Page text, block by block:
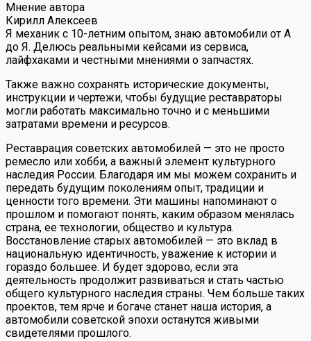
Мнение автора
Кирилл Алексеев
Я механик с 10-летним опытом, знаю автомобили от А
до Я. Делюсь реальными кейсами из сервиса,
лайфхаками и честными мнениями о запчастях.
Также важно сохранять исторические документы,
инструкции и чертежи, чтобы будущие реставраторы
могли работать максимально точно и с меньшими
затратами времени и ресурсов.
Реставрация советских автомобилей — это не просто
ремесло или хобби, а важный элемент культурного
наследия России. Благодаря им мы можем сохранить и
передать будущим поколениям опыт, традиции и
ценности того времени. Эти машины напоминают о
прошлом и помогают понять, каким образом менялась
страна, ее технологии, общество и культура.
Восстановление старых автомобилей — это вклад в
национальную идентичность, уважение к истории и
гораздо большее. И будет здорово, если эта
деятельность продолжит развиваться и стать частью
общего культурного наследия страны. Чем больше таких
проектов, тем ярче и богаче станет наша история, а
автомобили советской эпохи останутся живыми
свидетелями прошлого.